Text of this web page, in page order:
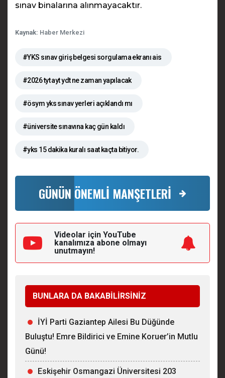
sınav binalarına alınmayacaktır.
Kaynak: Haber Merkezi
#YKS sınav giriş belgesi sorgulama ekranı ais
#2026 tyt ayt ydt ne zaman yapılacak
#ösym yks sınav yerleri açıklandı mı
#üniversite sınavına kaç gün kaldı
#yks 15 dakika kuralı saat kaçta bitiyor.
GÜNÜN ÖNEMLİ MANŞETLERİ
Videolar için YouTube
kanalımıza abone olmayı
unutmayın!
BUNLARA DA BAKABİLİRSİNİZ
İYİ Parti Gaziantep Ailesi Bu Düğünde
Buluştu! Emre Bildirici ve Emine Koruer’in Mutlu
Günü!
Eskişehir Osmangazi Üniversitesi 203